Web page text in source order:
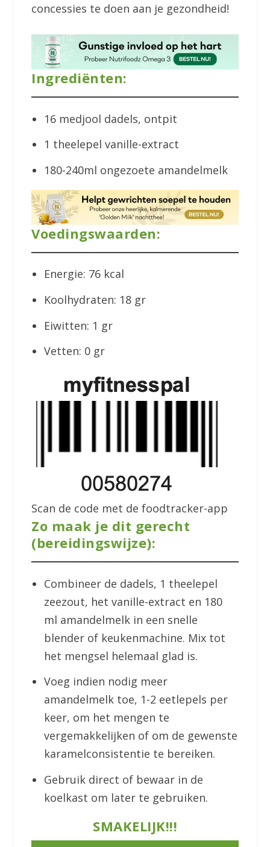
concessies te doen aan je gezondheid!
Ingrediënten:
16 medjool dadels, ontpit
1 theelepel vanille-extract
180-240ml ongezoete amandelmelk
Voedingswaarden:
Energie: 76 kcal
Koolhydraten: 18 gr
Eiwitten: 1 gr
Vetten: 0 gr
Scan de code met de foodtracker-app
Zo maak je dit gerecht
(bereidingswijze):
Combineer de dadels, 1 theelepel
zeezout, het vanille-extract en 180
ml amandelmelk in een snelle
blender of keukenmachine. Mix tot
het mengsel helemaal glad is.
Voeg indien nodig meer
amandelmelk toe, 1-2 eetlepels per
keer, om het mengen te
vergemakkelijken of om de gewenste
karamelconsistentie te bereiken.
Gebruik direct of bewaar in de
koelkast om later te gebruiken.
SMAKELIJK!!!